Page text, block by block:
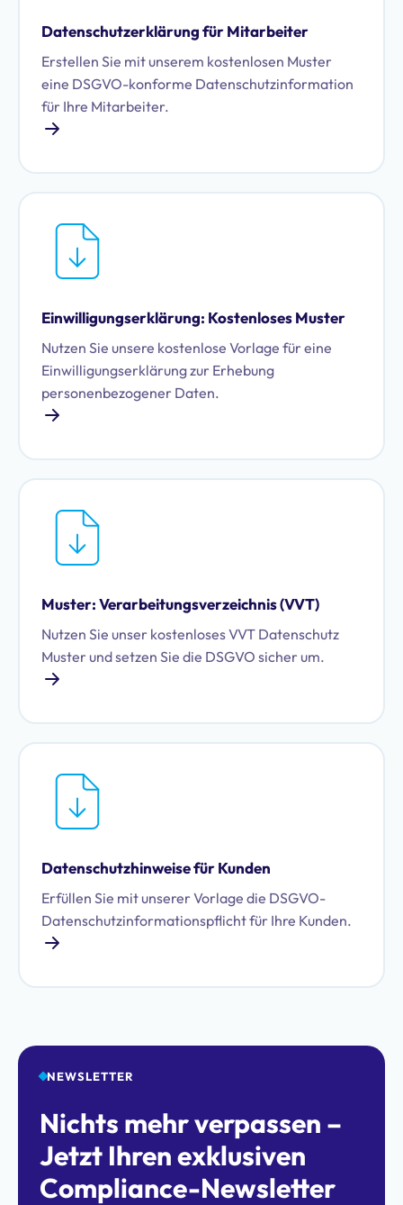
Datenschutzerklärung für Mitarbeiter
Erstellen Sie mit unserem kostenlosen Muster
eine DSGVO-konforme Datenschutzinformation
für Ihre Mitarbeiter.
Einwilligungserklärung: Kostenloses Muster
Nutzen Sie unsere kostenlose Vorlage für eine
Einwilligungserklärung zur Erhebung
personenbezogener Daten.
Muster: Verarbeitungsverzeichnis (VVT)
Nutzen Sie unser kostenloses VVT Datenschutz
Muster und setzen Sie die DSGVO sicher um.
Datenschutzhinweise für Kunden
Erfüllen Sie mit unserer Vorlage die DSGVO-
Datenschutzinformationspflicht für Ihre Kunden.
NEWSLETTER
Nichts mehr verpassen –
Jetzt Ihren exklusiven
Compliance-Newsletter